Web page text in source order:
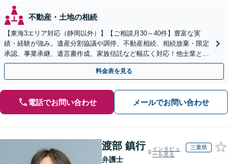
不動産・土地の相続
【東海3エリア対応（静岡以外）】【ご相談月30～40件】豊富な実
績・経験が強み。遺産分割協議や調停、不動産相続、相続放棄・限定
承認、事業承継、遺言書作成、家族信託など幅広く対応！他士業と連
携して円滑な問題解決を目指します。【初回面談無料】
料金表を見る
電話でお問い合わせ メールでお問い合わせ
渡部 鎮行
弁護士
インタビュ
ーを見る
三重県